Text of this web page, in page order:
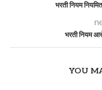
भरती नियम
भरती नियम
YOU